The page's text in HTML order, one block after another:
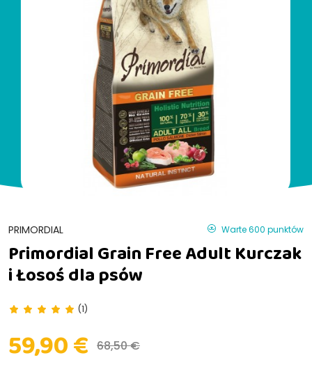
PRIMORDIAL Warte 600 punktów
Primordial Grain Free Adult Kurczak
i Łosoś dla psów
(1)
59,90 € 68,50 €